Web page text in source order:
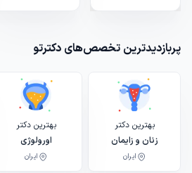
پربازدیدترین تخصص‌های دکترتو
بهترین دکتر
زنان و زایمان
ایران
بهترین دکتر
اورولوژی
ایران